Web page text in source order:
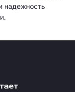
надежность